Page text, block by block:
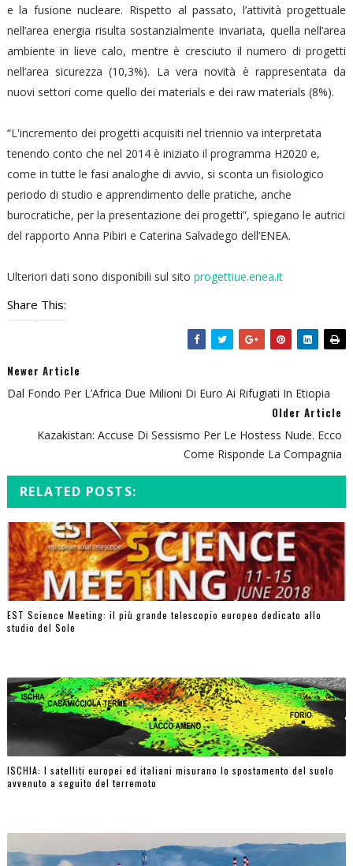
e la fusione nucleare. Rispetto al passato, l’attività progettuale
nell’area energia risulta sostanzialmente invariata, quella nell’area
ambiente in lieve calo, mentre è cresciuto il numero di progetti
nell’area sicurezza (10,3%). La vera novità è rappresentata da
nuovi settori come quello dei materials e dei raw materials (8%).
“L'incremento dei progetti acquisiti nel triennio va interpretata
tenendo conto che nel 2014 è iniziato il programma H2020 e,
come in tutte le fasi analoghe di avvio, si sconta un fisiologico
periodo di studio e apprendimento delle pratiche, anche
burocratiche, per la presentazione dei progetti”, spiegano le autrici
del rapporto Anna Pibiri e Caterina Salvadego dell’ENEA.
Ulteriori dati sono disponibili sul sito progettiue.enea.it
Share This:
Newer Article
Dal Fondo Per L’Africa Due Milioni Di Euro Ai Rifugiati In Etiopia
Older Article
Kazakistan: Accuse Di Sessismo Per Le Hostess Nude. Ecco
Come Risponde La Compagnia
RELATED POSTS:
EST Science Meeting: il più grande telescopio europeo dedicato allo
studio del Sole
ISCHIA: I satelliti europei ed italiani misurano lo spostamento del suolo
avvenuto a seguito del terremoto